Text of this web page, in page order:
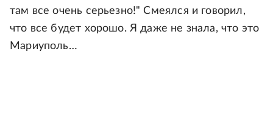
там все очень серьезно!" Смеялся и говорил,
что все будет хорошо. Я даже не знала, что это
Мариуполь…